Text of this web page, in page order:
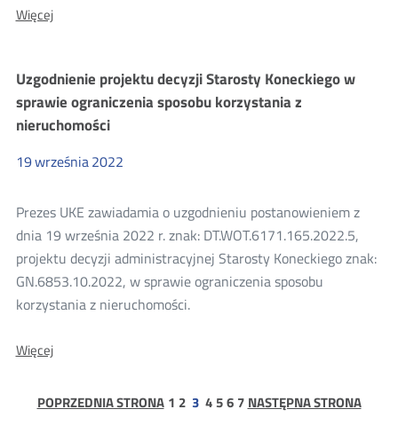
WięcejO:
decyzji
Prezesa
UKE
dla
Fiber
spółka
ograniczoną
odpowiedzialnością
sp.
k.
Uzgodnienie projektu decyzji Starosty Koneckiego w
sprawie ograniczenia sposobu korzystania z
nieruchomości
19września2022
Prezes UKE zawiadamia o uzgodnieniu postanowieniem z
dnia 19 września 2022 r. znak: DT.WOT.6171.165.2022.5,
projektu decyzji administracyjnej Starosty Koneckiego znak:
GN.6853.10.2022, w sprawie ograniczenia sposobu
korzystania z nieruchomości.
WięcejO:
decyzji
Starosty
POPRZEDNIA STRONA strona
1 strona
2 3 strona
4strona
5strona
6 strona
7 NASTĘPNA STRONA